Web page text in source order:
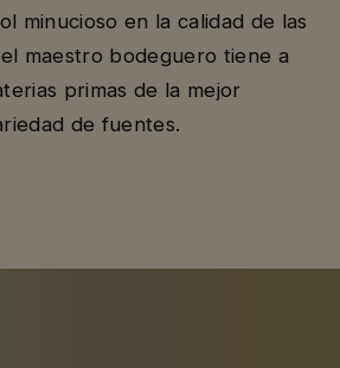
minucioso en la calidad de las
maestro bodeguero tiene a
primas de la mejor
de fuentes.